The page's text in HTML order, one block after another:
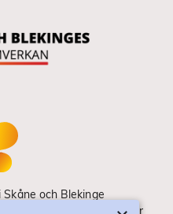
och Blekinge
ser du vilka utbildningar